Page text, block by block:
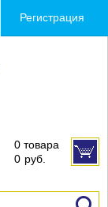
Регистрация
0 товара
0 руб.